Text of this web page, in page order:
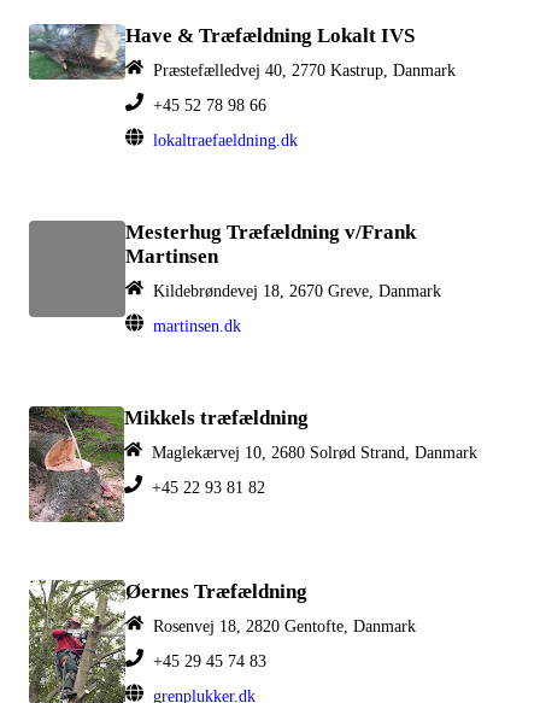
Have & Træfældning Lokalt IVS
Præstefælledvej 40, 2770 Kastrup, Danmark
+45 52 78 98 66
lokaltraefaeldning.dk
Mesterhug Træfældning v/Frank
Martinsen
Kildebrøndevej 18, 2670 Greve, Danmark
martinsen.dk
Mikkels træfældning
Maglekærvej 10, 2680 Solrød Strand, Danmark
+45 22 93 81 82
Øernes Træfældning
Rosenvej 18, 2820 Gentofte, Danmark
+45 29 45 74 83
grenplukker.dk